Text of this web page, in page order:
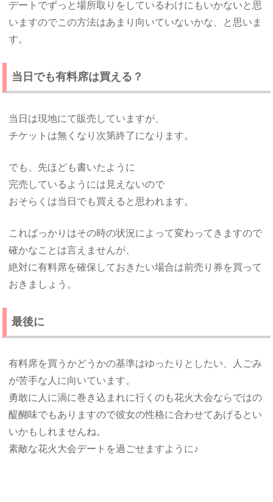
デートでずっと場所取りをしているわけにもいかないと思
いますのでこの方法はあまり向いていないかな、と思いま
す。
当日でも有料席は買える？
当日は現地にて販売していますが、
チケットは無くなり次第終了になります。
でも、先ほども書いたように
完売しているようには見えないので
おそらくは当日でも買えると思われます。
こればっかりはその時の状況によって変わってきますので
確かなことは言えませんが、
絶対に有料席を確保しておきたい場合は前売り券を買って
おきましょう。
最後に
有料席を買うかどうかの基準はゆったりとしたい、人ごみ
が苦手な人に向いています。
勇敢に人に渦に巻き込まれに行くのも花火大会ならではの
醍醐味でもありますので彼女の性格に合わせてあげるとい
いかもしれませんね。
素敵な花火大会デートを過ごせますように♪